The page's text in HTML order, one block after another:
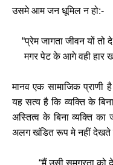
उसमे आम जन धूमिल न हो:-
“प्रेम जागता जीवन यों तो
मगर पेट के आगे वही हार
मानव एक सामाजिक
यह सत्य है कि व्यक्ति के
अस्तित्व के बिना व्यक्ति
अलग खंडित रूप मे नहीं देखते
“मैं उसी समग्रता को